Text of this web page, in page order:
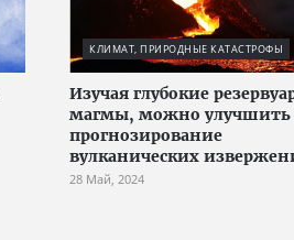
КЛИМАТ, ПРИРОДНЫЕ КАТАСТРОФЫ
Изучая глубокие
магмы, можно улучшить
прогнозирование
вулканических
28 Май, 2024